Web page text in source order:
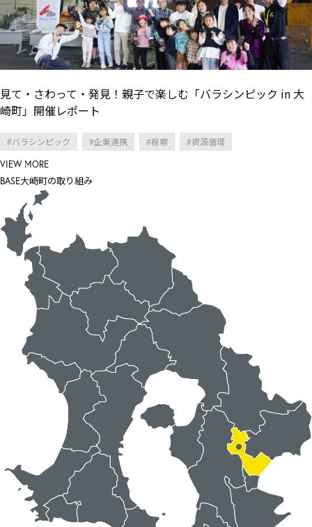
見て・さわって・発見！親子で楽しむ「バラシンピック in 大
崎町」開催レポート
バラシンピック 企業連携 視察 資源循環
VIEW MORE
BASE大崎町の取り組み